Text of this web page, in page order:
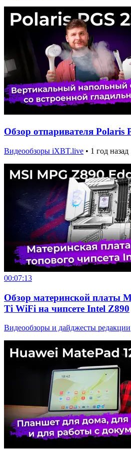
Обзор отпаривателя Polaris
Видеообзоры iXBT.live • 1 год назад
00:07:13
Обзор материнской платы
Ti WiFi на чипсете Intel Z890
Видеообзоры и дайджесты редакции